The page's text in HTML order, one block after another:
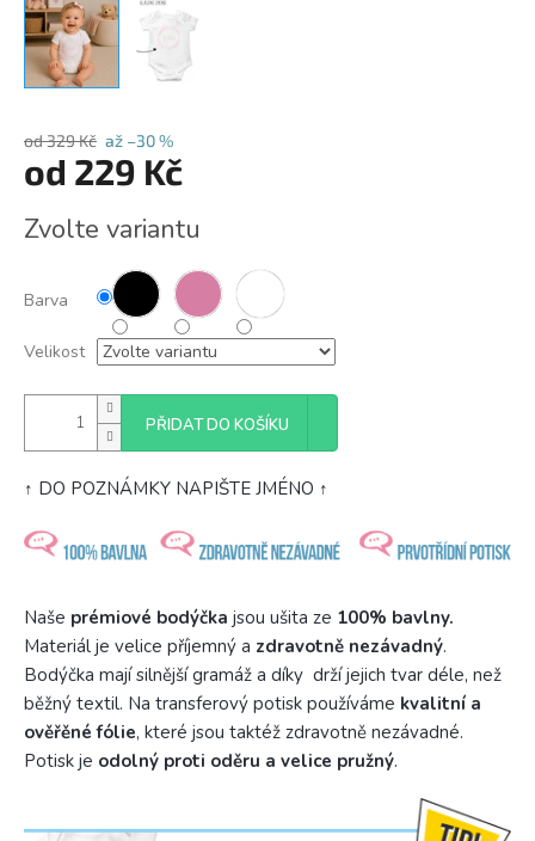
od 329 Kč až –30 %
od 229 Kč
cena:
Zvolte variantu
Barva
Velikost
PŘIDAT DO KOŠÍKU
↑ DO POZNÁMKY NAPIŠTE JMÉNO ↑
Naše prémiové bodýčka jsou ušita ze 100% bavlny.
Materiál je velice příjemný a zdravotně nezávadný.
Bodýčka mají silnější gramáž a díky drží jejich tvar déle, než
běžný textil. Na transferový potisk používáme kvalitní a
ověřěné fólie, které jsou taktéž zdravotně nezávadné.
Potisk je odolný proti oděru a velice pružný.